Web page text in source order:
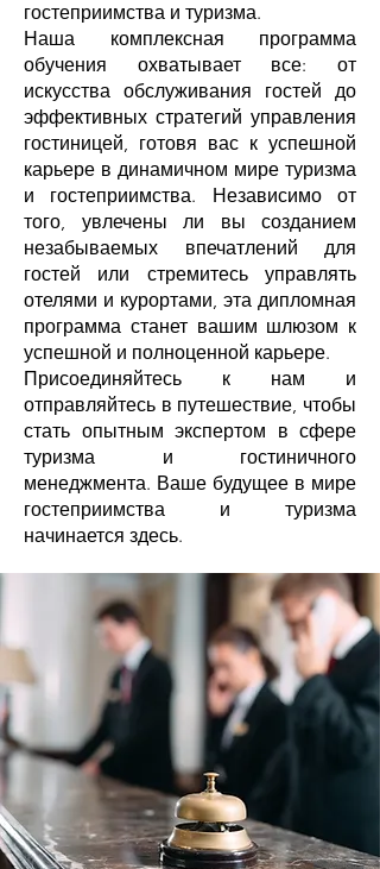
гостеприимства и туризма.
Наша комплексная программа
обучения охватывает все: от
искусства обслуживания гостей до
эффективных стратегий управления
гостиницей, готовя вас к успешной
карьере в динамичном мире туризма
и гостеприимства. Независимо от
того, увлечены ли вы созданием
незабываемых впечатлений для
гостей или стремитесь управлять
отелями и курортами, эта дипломная
программа станет вашим шлюзом к
успешной и полноценной карьере.
Присоединяйтесь к нам и
отправляйтесь в путешествие, чтобы
стать опытным экспертом в сфере
туризма и гостиничного
менеджмента. Ваше будущее в мире
гостеприимства и туризма
начинается здесь.